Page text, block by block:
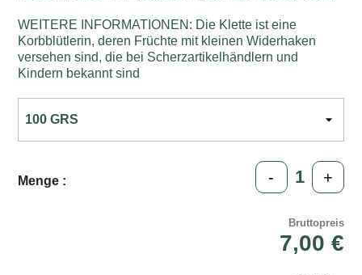
WEITERE INFORMATIONEN: Die Klette ist eine
Korbblütlerin, deren Früchte mit kleinen Widerhaken
versehen sind, die bei Scherzartikelhändlern und
Kindern bekannt sind
Menge : - +
Bruttopreis
7,00 €